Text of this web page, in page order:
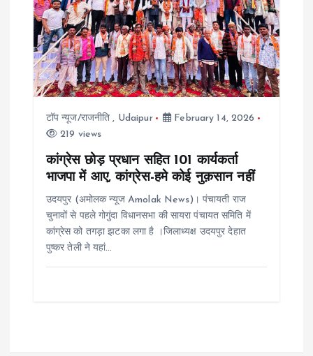
टॉप न्यूज/राजनीति , Udaipur
February 14, 2026
219 views
कांग्रेस छोड़ प्रधान सहित 101 कार्यकर्ता
भाजपा में आए, कांग्रेस-हमे कोई नुक़सान नहीं
उदयपुर (अमोलक न्यूज Amolak News)। पंचायती राज
चुनावों से पहले गोगुंदा विधानसभा की सायरा पंचायत समिति में
कांग्रेस को तगड़ा झटका लगा है ।जिलाध्यक्ष उदयपुर देहात
पुष्कर तेली ने यहां…